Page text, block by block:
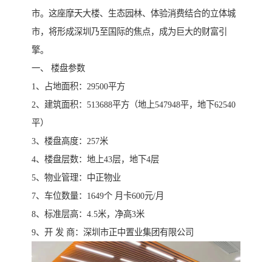
市。这座摩天大楼、生态园林、体验消费结合的立体城
市，将形成深圳乃至国际的焦点，成为巨大的财富引
擎。
一、 楼盘参数
1、占地面积：29500平方
2、建筑面积：513688平方（地上547948平，地下62540
平）
3、楼盘高度：257米
4、楼盘层数：地上43层，地下4层
5、物业管理：中正物业
7、车位数量：1649个 月卡600元/月
8、标准层高：4.5米，净高3米
9、开 发 商：深圳市正中置业集团有限公司